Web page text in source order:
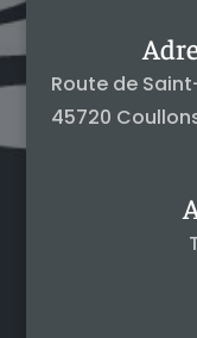
Route de
45720